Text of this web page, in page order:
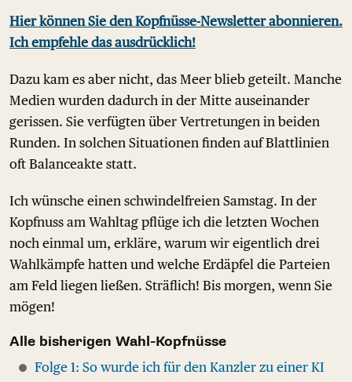
Hier können Sie den Kopfnüsse-Newsletter abonnieren.
Ich empfehle das ausdrücklich!
Dazu kam es aber nicht, das Meer blieb geteilt. Manche
Medien wurden dadurch in der Mitte auseinander
gerissen. Sie verfügten über Vertretungen in beiden
Runden. In solchen Situationen finden auf Blattlinien
oft Balanceakte statt.
Ich wünsche einen schwindelfreien Samstag. In der
Kopfnuss am Wahltag pflüge ich die letzten Wochen
noch einmal um, erkläre, warum wir eigentlich drei
Wahlkämpfe hatten und welche Erdäpfel die Parteien
am Feld liegen ließen. Sträflich! Bis morgen, wenn Sie
mögen!
Alle bisherigen Wahl-Kopfnüsse
Folge 1: So wurde ich für den Kanzler zu einer KI